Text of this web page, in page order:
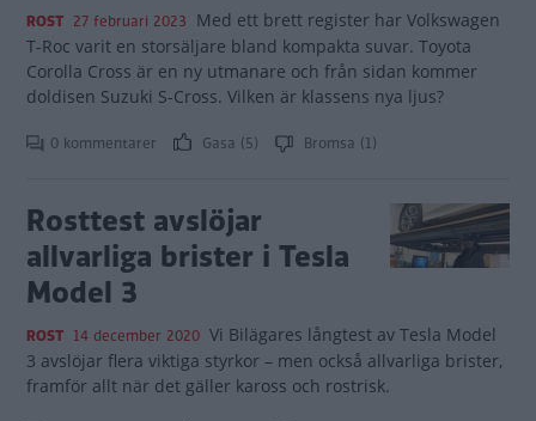
ROST 27 februari 2023 Med ett brett register har Volkswagen
T-Roc varit en storsäljare bland kompakta suvar. Toyota
Corolla Cross är en ny utmanare och från sidan kommer
doldisen Suzuki S-Cross. Vilken är klassens nya ljus?
0 kommentarer Gasa (5) Bromsa (1)
Rosttest avslöjar
allvarliga brister i Tesla
Model 3
ROST 14 december 2020 Vi Bilägares långtest av Tesla Model
3 avslöjar flera viktiga styrkor – men också allvarliga brister,
framför allt när det gäller kaross och rostrisk.